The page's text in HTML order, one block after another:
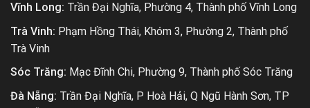
Vĩnh Long: Trần Đại Nghĩa, Phường 4, Thành phố Vĩnh Long
Trà Vinh: Phạm Hồng Thái, Khóm 3, Phường 2, Thành phố
Trà Vinh
Sóc Trăng: Mạc Đĩnh Chi, Phường 9, Thành phố Sóc Trăng
Đà Nẵng: Trần Đại Nghĩa, P Hoà Hải, Q Ngũ Hành Sơn, TP